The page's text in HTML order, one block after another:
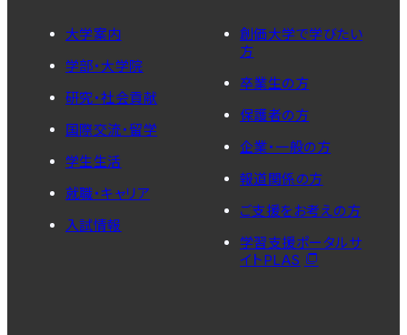
大学案内
学部・大学院
研究・社会貢献
国際交流・留学
学生生活
就職・キャリア
入試情報
創価大学で学びたい
方
卒業生の方
保護者の方
企業・一般の方
報道関係の方
ご支援をお考えの方
学習支援ポータルサ
イトPLAS